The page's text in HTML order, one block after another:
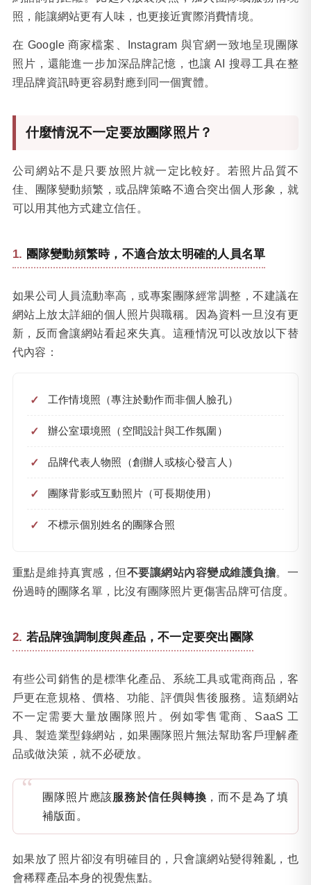
照，能讓網站更有人味，也更接近實際消費情境。
在 Google 商家檔案、Instagram 與官網一致地呈現團隊
照片，還能進一步加深品牌記憶，也讓 AI 搜尋工具在整
理品牌資訊時更容易對應到同一個實體。
什麼情況不一定要放團隊照片？
公司網站不是只要放照片就一定比較好。若照片品質不
佳、團隊變動頻繁，或品牌策略不適合突出個人形象，就
可以用其他方式建立信任。
團隊變動頻繁時，不適合放太明確的人員名單
如果公司人員流動率高，或專案團隊經常調整，不建議在
網站上放太詳細的個人照片與職稱。因為資料一旦沒有更
新，反而會讓網站看起來失真。這種情況可以改放以下替
代內容：
工作情境照（專注於動作而非個人臉孔）
辦公室環境照（空間設計與工作氛圍）
品牌代表人物照（創辦人或核心發言人）
團隊背影或互動照片（可長期使用）
不標示個別姓名的團隊合照
重點是維持真實感，但不要讓網站內容變成維護負擔。一
份過時的團隊名單，比沒有團隊照片更傷害品牌可信度。
若品牌強調制度與產品，不一定要突出團隊
有些公司銷售的是標準化產品、系統工具或電商商品，客
戶更在意規格、價格、功能、評價與售後服務。這類網站
不一定需要大量放團隊照片。例如零售電商、SaaS 工
具、製造業型錄網站，如果團隊照片無法幫助客戶理解產
品或做決策，就不必硬放。
團隊照片應該服務於信任與轉換 ，而不是為了填
補版面。
如果放了照片卻沒有明確目的，只會讓網站變得雜亂，也
會稀釋產品本身的視覺焦點。